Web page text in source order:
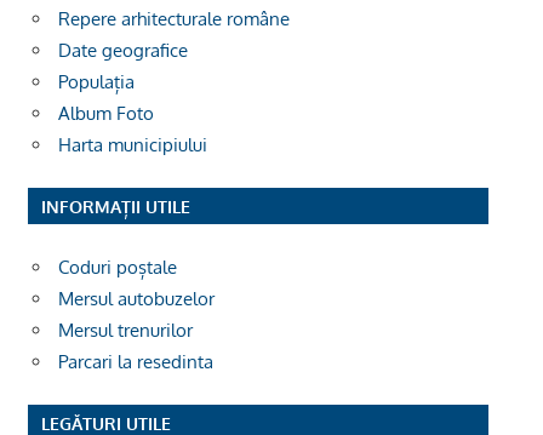
Repere arhitecturale române
Date geografice
Populația
Album Foto
Harta municipiului
INFORMAȚII UTILE
Coduri poștale
Mersul autobuzelor
Mersul trenurilor
Parcari la resedinta
LEGĂTURI UTILE